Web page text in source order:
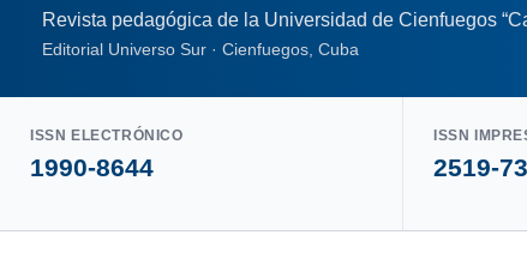
Revista pedagógica de la Universidad de Cienfuegos
Editorial Universo Sur · Cienfuegos, Cuba
ISSN ELECTRÓNICO
1990-8644
ISSN
2519-